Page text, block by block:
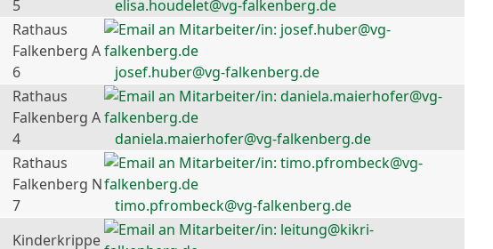
5
elisa.houdelet@vg-falkenberg.de
Rathaus
Falkenberg A
6
josef.huber@vg-falkenberg.de
Rathaus
Falkenberg A
4
daniela.maierhofer@vg-falkenberg.de
Rathaus
Falkenberg N
7
timo.pfrombeck@vg-falkenberg.de
Kinderkrippe